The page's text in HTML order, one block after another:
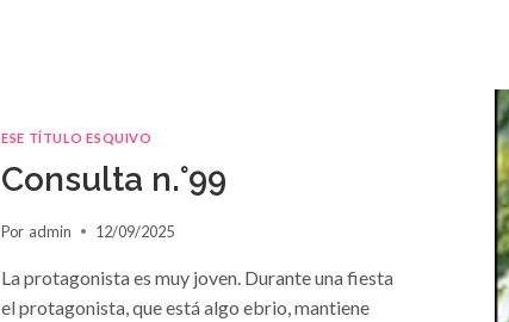
ESE TÍTULO ESQUIVO
Consulta n.°99
Por admin 12/09/2025
La protagonista es muy joven. Durante una fiesta
el protagonista, que está algo ebrio, mantiene